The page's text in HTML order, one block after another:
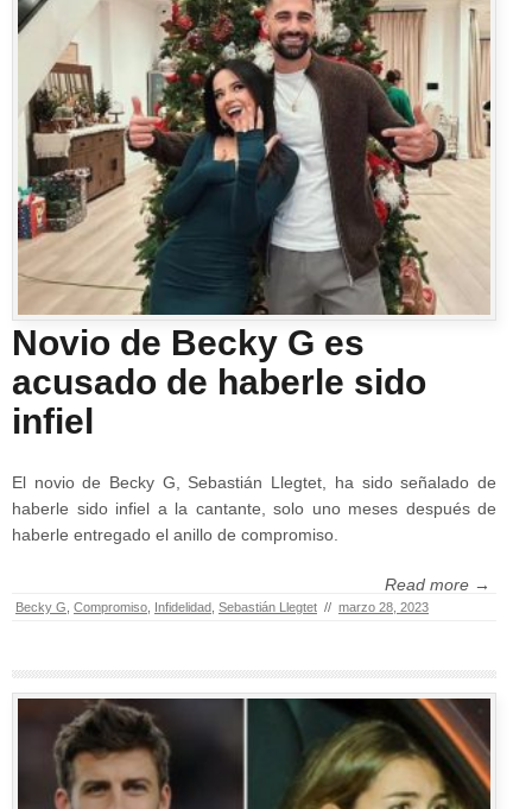
Novio de Becky G es
acusado de haberle sido
infiel
El novio de Becky G, Sebastián Llegtet, ha sido señalado de
haberle sido infiel a la cantante, solo uno meses después de
haberle entregado el anillo de compromiso.
Read more →
Becky G Compromiso Infidelidad Sebastián Llegtet // marzo 28, 2023